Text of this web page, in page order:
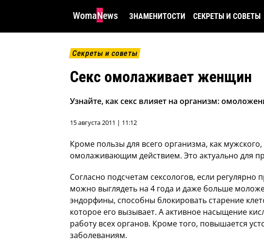
WomaNews ЗНАМЕНИТОСТИ СЕКРЕТЫ И СОВЕТЫ
Секреты и советы
Секс омолаживает женщин
Узнайте, как секс влияет на организм:
15 августа 2011 | 11:12
Кроме пользы для всего организма, как
омолаживающим действием. Это актуально для
Согласно подсчетам сексологов, если регулярно
можно выглядеть на 4 года и даже больше
эндорфины, способны блокировать старение
которое его вызывает. А активное насыщение
работу всех органов. Кроме того, повышается
заболеваниям.